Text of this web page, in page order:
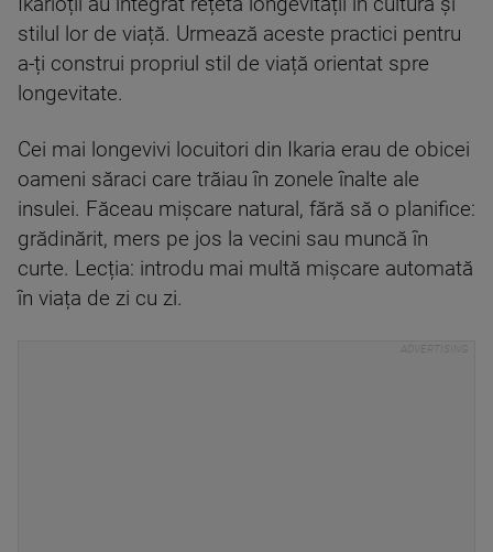
stilul lor de viață. Urmează aceste practici pentru
a-ți construi propriul stil de viață orientat spre
longevitate.
Cei mai longevivi locuitori din Ikaria erau de obicei
oameni săraci care trăiau în zonele înalte ale
insulei. Făceau mișcare natural, fără să o planifice:
grădinărit, mers pe jos la vecini sau muncă în
curte. Lecția: introdu mai multă mișcare automată
în viața de zi cu zi.